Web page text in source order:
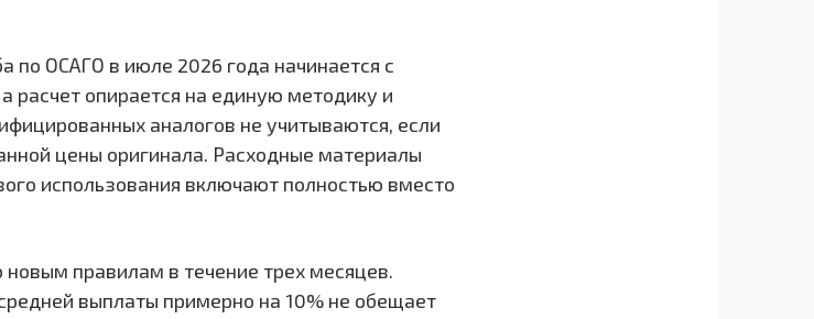
по ОСАГО в июле 2026 года начинается с
расчет опирается на единую методику и
аналогов не учитываются, если
цены оригинала. Расходные материалы
использования включают полностью вместо
правилам в течение трех месяцев.
выплаты примерно на 10% не обещает